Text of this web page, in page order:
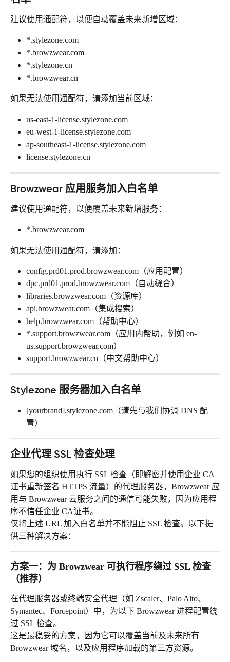
建议使用通配符，以便自动覆盖未来新增区域：
*.stylezone.com
*.browzwear.com
*.stylezone.cn
*.browzwear.cn
如果无法使用通配符，请添加当前区域：
us-east-1-license.stylezone.com
eu-west-1-license.stylezone.com
ap-southeast-1-license.stylezone.com
license.stylezone.cn
Browzwear 应用服务加入白名单
建议使用通配符，以便覆盖未来新增服务：
*.browzwear.com
如果无法使用通配符，请添加：
config.prd01.prod.browzwear.com（应用配置）
dpc.prd01.prod.browzwear.com（自动缝合）
libraries.browzwear.com（资源库）
api.browzwear.com（集成搜索）
help.browzwear.com（帮助中心）
*.support.browzwear.com（应用内帮助，例如 en-
us.support.browzwear.com）
support.browzwear.cn（中文帮助中心）
Stylezone 服务器加入白名单
[yourbrand].stylezone.com（请先与我们协调 DNS 配
置）
企业代理 SSL 检查处理
如果您的组织使用执行 SSL 检查（即解密并使用企业 CA
证书重新签名 HTTPS 流量）的代理服务器，Browzwear 应
用与 Browzwear 云服务之间的通信可能失败，因为应用程
序不信任企业 CA证书。
仅将上述 URL 加入白名单并不能阻止 SSL 检查。以下提
供三种解决方案：
方案一：为 Browzwear 可执行程序绕过 SSL 检查
（推荐）
在代理服务器或终端安全代理（如 Zscaler、Palo Alto、
Symantec、Forcepoint）中，为以下 Browzwear 进程配置绕
过 SSL 检查。
这是最稳妥的方案，因为它可以覆盖当前及未来所有
Browzwear 域名，以及应用程序加载的第三方资源。